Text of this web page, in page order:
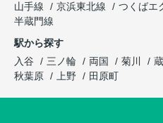
山手線
京浜東北線 つくばエ
半蔵門線
駅から探す
入谷
三ノ輪 両国 菊川
秋葉原
上野 田原町